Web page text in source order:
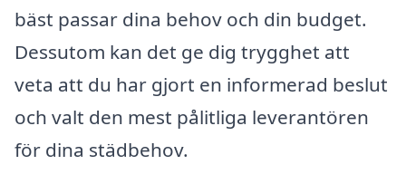
bäst passar dina behov och din budget.
Dessutom kan det ge dig trygghet att
veta att du har gjort en informerad beslut
och valt den mest pålitliga leverantören
för dina städbehov.